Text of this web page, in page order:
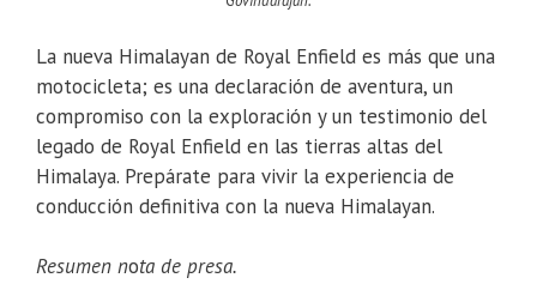
La nueva Himalayan de Royal Enfield es más que una
motocicleta; es una declaración de aventura, un
compromiso con la exploración y un testimonio del
legado de Royal Enfield en las tierras altas del
Himalaya. Prepárate para vivir la experiencia de
conducción definitiva con la nueva Himalayan.
Resumen nota de presa.